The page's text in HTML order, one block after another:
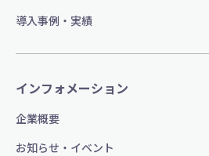
導入事例・実績
インフォメーション
企業概要
お知らせ・イベント